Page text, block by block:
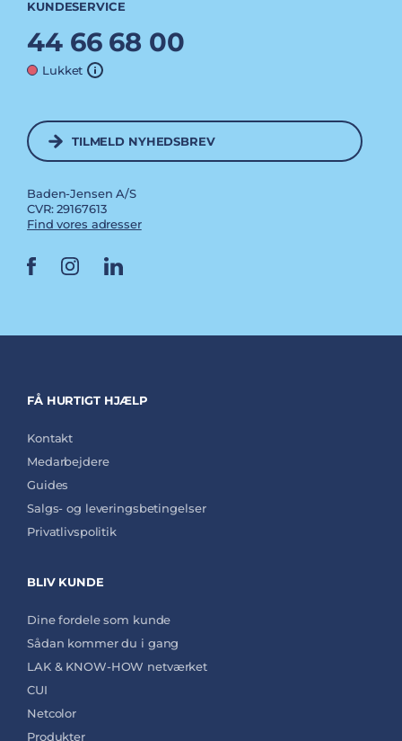
KUNDESERVICE
44 66 68 00
Lukket
TILMELD NYHEDSBREV
Baden-Jensen A/S
CVR: 29167613
Find vores adresser
FÅ HURTIGT HJÆLP
Kontakt
Medarbejdere
Guides
Salgs- og leveringsbetingelser
Privatlivspolitik
BLIV KUNDE
Dine fordele som kunde
Sådan kommer du i gang
LAK & KNOW-HOW netværket
CUI
Netcolor
Produkter